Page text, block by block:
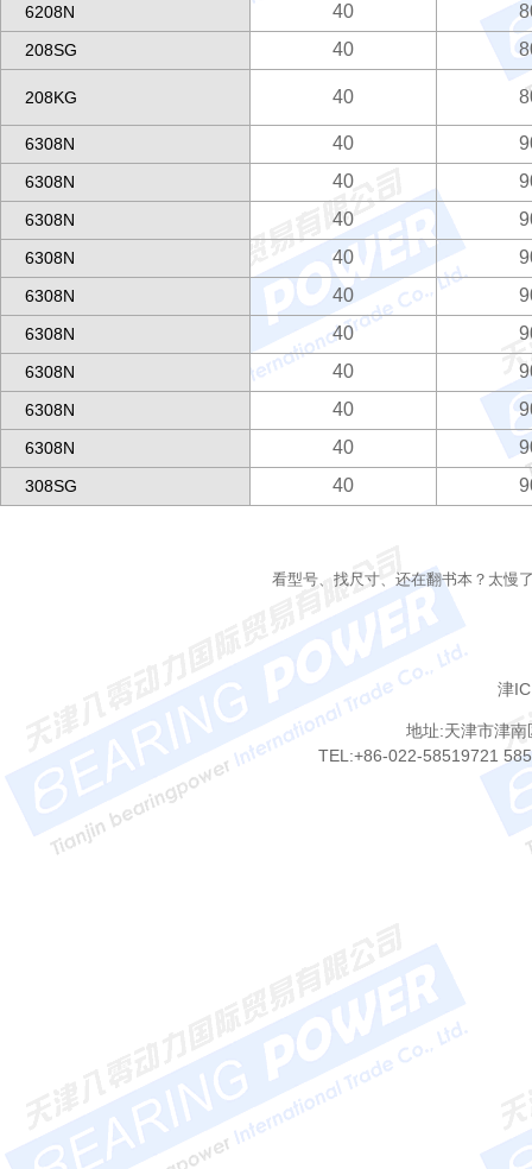
6208N 40
208SG 40
208KG 40
6308N 40
6308N 40
6308N 40
6308N 40
6308N 40
6308N 40
6308N 40
6308N 40
6308N 40
308SG 40
看型号、找尺寸、还在翻书本？太慢
津
地址:天津市津
TEL:+86-022-58519721